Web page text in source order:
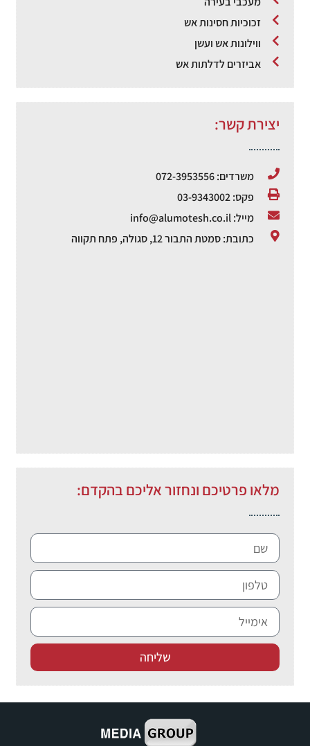
זכוכיות חסינות אש
ווילונות אש ועשן
אביזרים לדלתות אש
יצירת קשר:
משרדים: 072-3953556
פקס: 03-9343002
מייל: info@alumotesh.co.il
כתובת: סמטת התבור 12, סגולה, פתח תקווה
מלאו פרטיכם ונחזור אליכם בהקדם:
שליחה